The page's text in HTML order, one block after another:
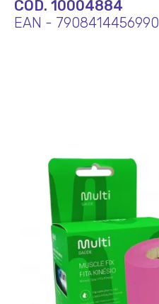
CÓD. 10004884
EAN - 7908414456990